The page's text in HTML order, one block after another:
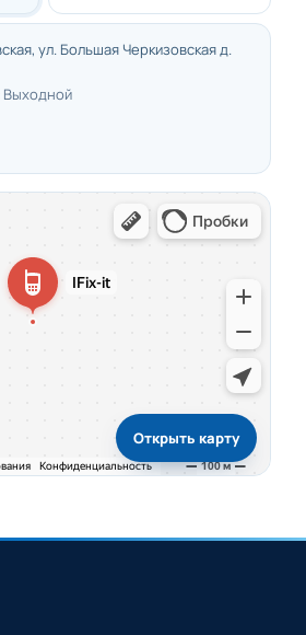
ул. Большая Черкизовская д.
Выходной
Открыть карту